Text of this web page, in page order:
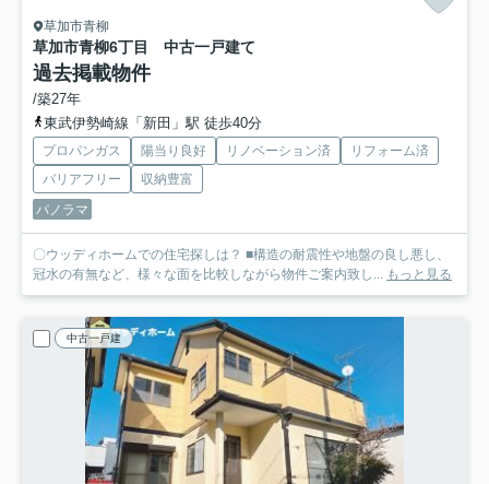
草加市青柳
草加市青柳6丁目 中古一戸建て
過去掲載物件
/築27年
東武伊勢崎線「新田」駅 徒歩40分
プロパンガス 陽当り良好 リノベーション済
リフォーム済
バリアフリー
収納豊富
パノラマ
〇ウッディホームでの住宅探しは？ ■構造の耐震性や地盤の良し悪し、
冠水の有無など、様々な面を比較しながら物件ご案内致し... もっと見る
中古一戸建